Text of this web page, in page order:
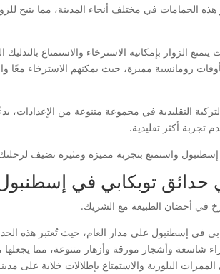
هذه الحمامات في مختلف أنحاء المدينة، مما يتيح
الزوار بإمكانية الاسترخاء والاستمتاع بالتدليك
رومانسية مميزة، حيث يمكنهم الاسترخاء معًا
التقليدية في مجموعة متنوعة من الإعدادات،
تجربة أكثر تقليدية.
إسطنبول واستمتع بتجربة مميزة ومثيرة تضيف
حدائق توبكابي في
في أحضان الطبيعة مع الشريك.
في إسطنبول على مدار العام، حيث تُعتبر هذه
وأشجار مورقة وأزهار متنوعة، مما يجعلها
البلورية والاستمتاع بإطلالات خلابة على